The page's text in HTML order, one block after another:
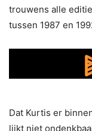
trouwens alle
tussen 1987 en
Dat Kurtis er
lijkt niet